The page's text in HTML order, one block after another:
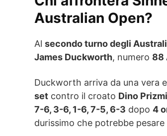
Australian Open?
Al secondo turno degli
James Duckworth, numero 88
Duckworth arriva da una vera
set contro il croato Dino
7-6, 3-6, 1-6, 7-5, 6-3 dopo 4
durissimo che potrebbe